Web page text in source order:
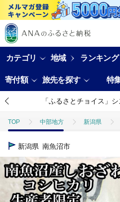
カテゴリ 地域 ランキング
寄付額 旅先を探す 特
「ふるさとチョイス」
TOP 中部地方 新潟県
TOP
加工食品 調味料
新潟県 南魚沼市